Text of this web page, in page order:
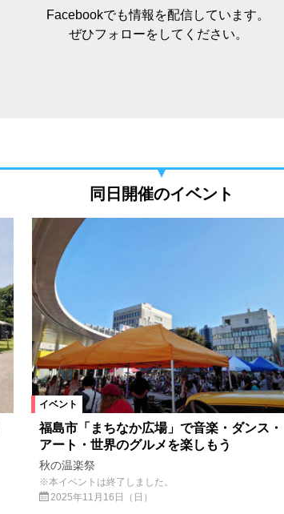
Facebookでも情報を配信しています。
ぜひフォローをしてください。
同日開催のイベント
イベント
福島市「まちなか広場」で音楽・ダンス・
アート・世界のグルメを楽しもう
秋の温楽祭
※本イベントは終了しました。
2025年11月16日（日）